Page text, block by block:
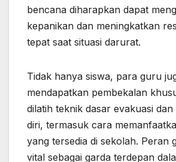
bencana diharapkan dapat
kepanikan dan meningkatkan
tepat saat situasi darurat.
Tidak hanya siswa, para guru
mendapatkan pembekalan
dilatih teknik dasar evakuasi
diri, termasuk cara
yang tersedia di sekolah. Peran
vital sebagai garda terdepan